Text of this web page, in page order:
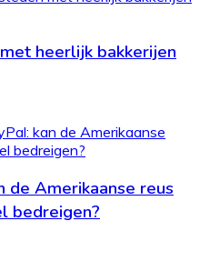
heerlijk bakkerijen
de Amerikaanse reus
bedreigen?